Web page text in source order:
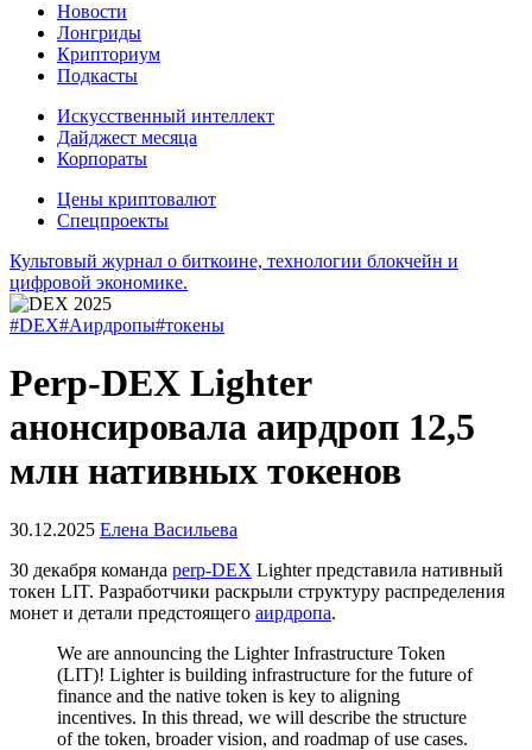
Новости
Лонгриды
Крипториум
Подкасты
Искусственный интеллект
Дайджест месяца
Корпораты
Цены криптовалют
Спецпроекты
Культовый журнал о биткоине, технологии блокчейн и
цифровой экономике.
#DEX#Аирдропы#токены
Perp-DEX Lighter
анонсировала аирдроп 12,5
млн нативных токенов
30.12.2025 Елена Васильева
30 декабря команда perp-DEX Lighter представила нативный
токен LIT. Разработчики раскрыли структуру распределения
монет и детали предстоящего аирдропа.
We are announcing the Lighter Infrastructure Token
(LIT)! Lighter is building infrastructure for the future of
finance and the native token is key to aligning
incentives. In this thread, we will describe the structure
of the token, broader vision, and roadmap of use cases.